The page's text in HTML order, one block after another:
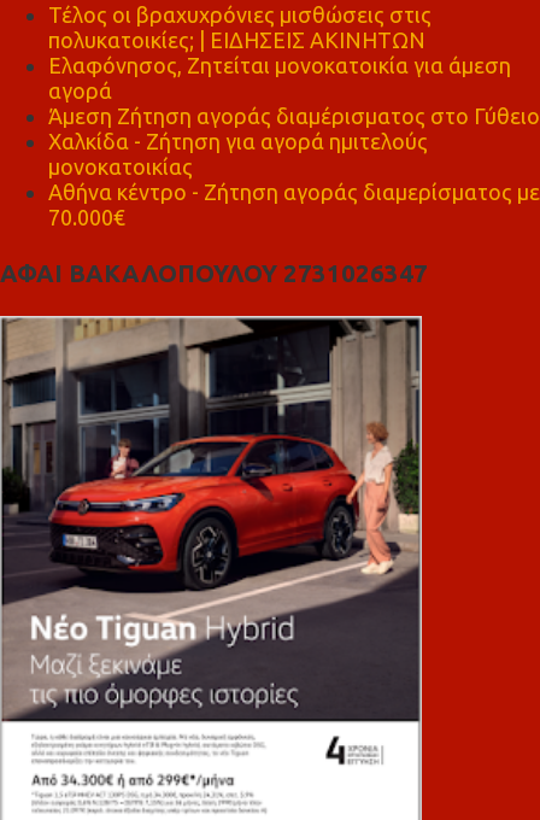
Τέλος οι βραχυχρόνιες μισθώσεις στις
πολυκατοικίες; | ΕΙΔΗΣΕΙΣ ΑΚΙΝΗΤΩΝ
Ελαφόνησος, Ζητείται μονοκατοικία για άμεση
αγορά
Άμεση Ζήτηση αγοράς διαμέρισματος στο Γύθειο
Χαλκίδα - Ζήτηση για αγορά ημιτελούς
μονοκατοικίας
Αθήνα κέντρο - Ζήτηση αγοράς διαμερίσματος με
70.000€
ΑΦΑΙ ΒΑΚΑΛΟΠΟΥΛΟΥ 2731026347